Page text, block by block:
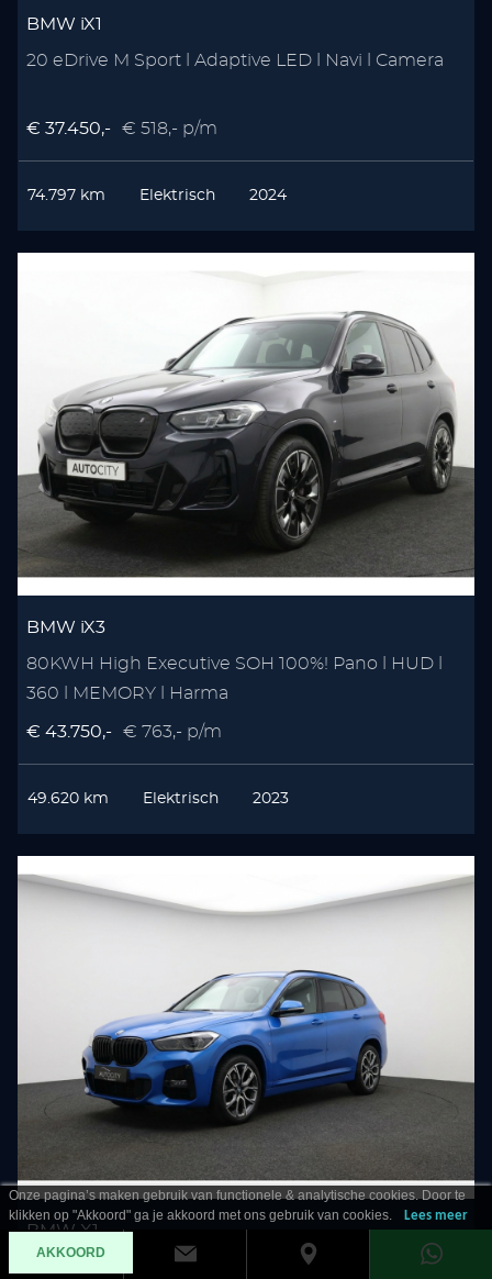
BMW iX1
20 eDrive M Sport l Adaptive LED l Navi l Camera
€ 37.450,- € 518,- p/m
74.797 km Elektrisch 2024
BMW iX3
80KWH High Executive SOH 100%! Pano l HUD l
360 l MEMORY l Harma
€ 43.750,- € 763,- p/m
49.620 km Elektrisch 2023
BMW X1
sDrive 20i M Sport Pano l Memory l Trekhaak l
Onze pagina’s maken gebruik van functionele & analytische cookies. Door te
klikken op "Akkoord" ga je akkoord met ons gebruik van cookies.
Lees meer
AKKOORD